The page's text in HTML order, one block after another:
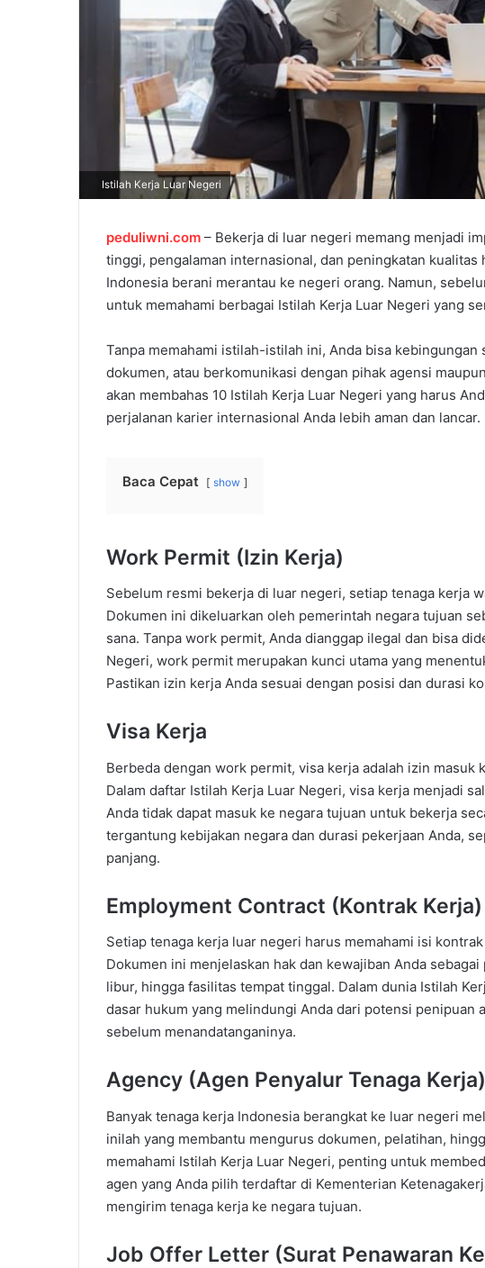
Istilah Kerja Luar Negeri
peduliwni.com – Bekerja di luar negeri memang menjadi
tinggi, pengalaman internasional, dan peningkatan kualitas
Indonesia berani merantau ke negeri orang. Namun,
untuk memahami berbagai Istilah Kerja Luar Negeri yang
Tanpa memahami istilah-istilah ini, Anda bisa
dokumen, atau berkomunikasi dengan pihak agensi
akan membahas 10 Istilah Kerja Luar Negeri yang harus
perjalanan karier internasional Anda lebih aman dan lancar.
Baca Cepat show
Work Permit (Izin Kerja)
Sebelum resmi bekerja di luar negeri, setiap tenaga kerja
Dokumen ini dikeluarkan oleh pemerintah negara tujuan
sana. Tanpa work permit, Anda dianggap ilegal dan bisa
Negeri, work permit merupakan kunci utama yang
Pastikan izin kerja Anda sesuai dengan posisi dan durasi
Visa Kerja
Berbeda dengan work permit, visa kerja adalah izin masuk
Dalam daftar Istilah Kerja Luar Negeri, visa kerja menjadi
Anda tidak dapat masuk ke negara tujuan untuk bekerja
tergantung kebijakan negara dan durasi pekerjaan Anda,
panjang.
Employment Contract (Kontrak Kerja)
Setiap tenaga kerja luar negeri harus memahami isi
Dokumen ini menjelaskan hak dan kewajiban Anda
libur, hingga fasilitas tempat tinggal. Dalam dunia Istilah
dasar hukum yang melindungi Anda dari potensi penipuan
sebelum menandatanganinya.
Agency (Agen Penyalur Tenaga Kerja)
Banyak tenaga kerja Indonesia berangkat ke luar negeri
inilah yang membantu mengurus dokumen, pelatihan,
memahami Istilah Kerja Luar Negeri, penting untuk
agen yang Anda pilih terdaftar di Kementerian
mengirim tenaga kerja ke negara tujuan.
Job Offer Letter (Surat Penawaran